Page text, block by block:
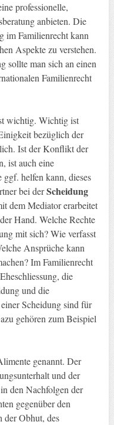
professionelle,
anbieten. Die
im Familienrecht kann
Aspekte zu verstehen.
sollte man sich an einen
Familienrecht
wichtig. Wichtig ist
bezüglich der
Ist der Konflikt der
ist auch eine
helfen kann, dieses
bei derScheidung
dem Mediator erarbeitet
Hand. Welche Rechte
mit sich? Wie verfasst
Ansprüche kann
Im Familienrecht
die
und die
Scheidung sind für
gehören zum Beispiel
genannt. Der
und der
den Nachfolgen der
gegenüber den
der Obhut, des